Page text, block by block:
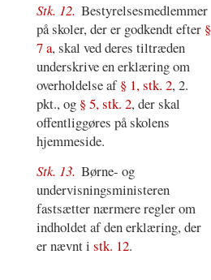
Stk. 12. Bestyrelsesmedlemmer
på skoler, der er godkendt efter §
7 a, skal ved deres tiltræden
underskrive en erklæring om
overholdelse af§ 1, stk. 2, 2.
pkt., og § 5, stk. 2, der skal
offentliggøres på skolens
hjemmeside.
Stk. 13. Børne- og
undervisningsministeren
fastsætter nærmere regler om
indholdet af den erklæring, der
er nævnt i stk. 12.